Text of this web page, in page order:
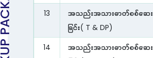
13
အသည်းအသားဓာတ်စစ်ဆေး
ခြင်း( T & DP)
14
အသည်းအသားဓာတ်စစ်ဆေး